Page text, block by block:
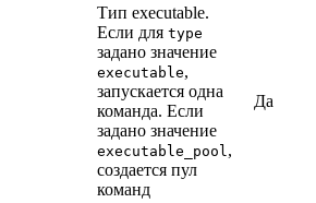
Тип executable.
Если для type
задано значение
executable,
запускается одна
команда. Если
задано значение
executable_pool,
создается пул
команд
Да